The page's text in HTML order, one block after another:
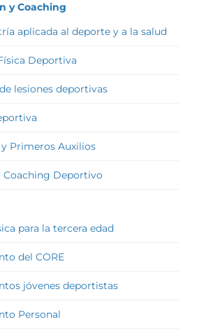
y Coaching
aplicada al deporte y a la salud
Deportiva
lesiones deportivas
Primeros Auxilios
Coaching Deportivo
para la tercera edad
del CORE
jóvenes deportistas
Personal